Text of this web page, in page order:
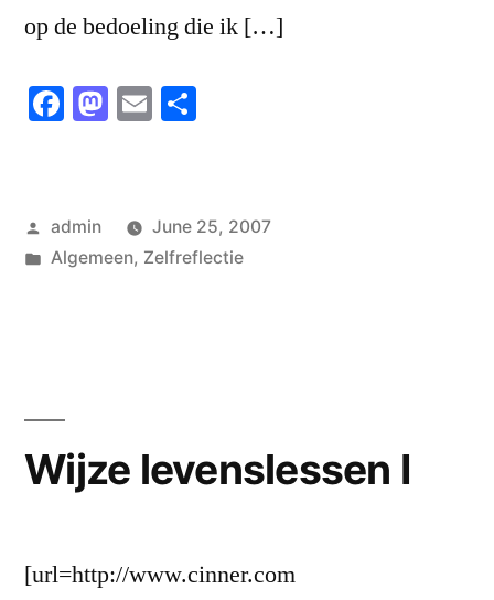
op de bedoeling die ik […]
Facebook
Mastodon
Email
Posted
by
admin
June 25, 2007
Posted
Algemeen, Zelfreflectie
Wijze levenslessen I
[url=http://www.cinner.com